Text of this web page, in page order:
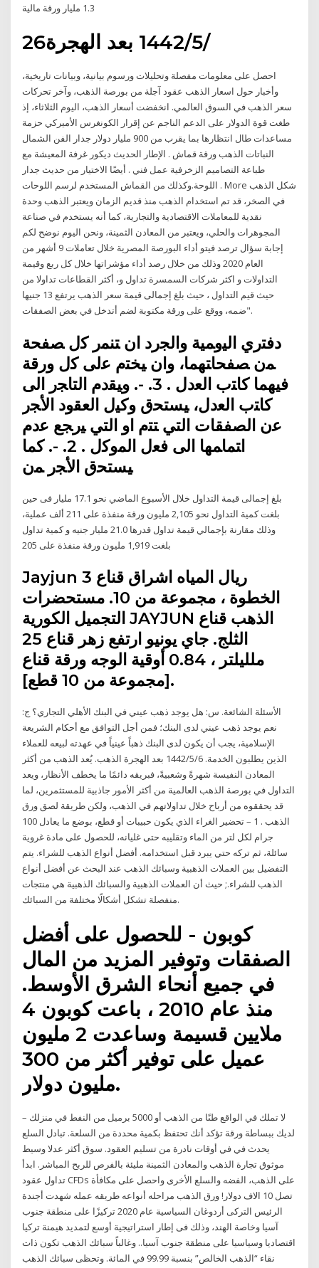
1.3 مليار ورقة مالية
26‏‏/5‏‏/1442 بعد الهجرة
احصل على معلومات مفصلة وتحليلات ورسوم بيانية، وبيانات تاريخية،
وأخبار حول اسعار الذهب عقود آجلة من بورصة الذهب، وآخر تحركات
سعر الذهب في السوق العالمي. انخفضت أسعار الذهب، اليوم الثلاثاء، إذ
طغت قوة الدولار على الدعم الناجم عن إقرار الكونغرس الأميركي حزمة
مساعدات طال انتظارها بما يقرب من 900 مليار دولار جدار الفن الشمال
النباتات الذهب ورقة قماش . الإطار الحديث ديكور غرفة المعيشة مع
طباعة التصاميم الزخرفية عمل فني . أيضًا الاختيار من حديث جدار
اللوحة.وكذلك من القماش المستخدم لرسم اللوحات . More شكل الذهب
في الصخر، قد تم استخدام الذهب منذ قديم الزمان ويعتبر الذهب وحدة
نقدية للمعاملات الاقتصادية والتجارية، كما أنه يستخدم في صناعة
المجوهرات والحلي، ويعتبر من المعادن الثمينة، ونحن اليوم نوضح لكم
إجابة سؤال ترصد فيتو أداء البورصة المصرية خلال تعاملات 9 أشهر من
العام 2020 وذلك من خلال رصد أداء مؤشراتها خلال كل ربع وقيمة
التداولات و اكثر شركات السمسرة تداول و، أكثر القطاعات تداولا من
حيث قيم التداول ، حيث بلغ إجمالى قيمة سعر الذهب يرتفع 13 جنيها
ضمه، ووقع على ورقة مكتوبة لضم أتدخل في بعض الصفقات".
دﻓﺘري اﻟﻴوﻤﻴﺔ واﻟﺠرد ان ﺘﻨﻤر ﮐل ﺼﻔﺤﺔ
ﻤن ﺼﻔﺤﺎﺘﻬﻤﺎ، وان ﻴﺨﺘم ﻋﻟﯽ ﮐل ورﻗﺔ
ﻓﻴﻬﻤﺎ ﮐﺎﺘب اﻟﻌدل . 3. -. وﻴﻘدم اﻟﺘﺎﺠر اﻟﯽ
ﮐﺎﺘب اﻟﻌدل، ﻴﺴﺘﺤق وﮐﻴل اﻟﻌﻘود اﻷﺠر
ﻋن اﻟﺼﻔﻘﺎت اﻟﺘﻲ ﺘﺘم او اﻟﺘﻲ ﻴرﺠﻊ ﻋدم
اﺘﻤﺎﻤﻬﺎ اﻟﯽ ﻓﻌل اﻟﻤوﮐل . 2. -. ﮐﻤﺎ
ﻴﺴﺘﺤق اﻷﺠر ﻤن
بلغ إجمالى قيمة التداول خلال الأسبوع الماضي نحو 17.1 مليار فى حين
بلغت كمية التداول نحو 2,105 مليون ورقة منفذة على 211 ألف عملية،
وذلك مقارنة بإجمالي قيمة تداول قدرها 21.0 مليار جنيه و كمية تداول
بلغت 1,919 مليون ورقة منفذة على 205
Jayjun ريال المياه اشراق قناع 3
الخطوة ، مجموعة من 10. مستحضرات
التجميل الكورية JAYJUN الذهب قناع
الثلج. جاي يونيو ارتفع زهر قناع 25
ملليلتر ، 0.84 أوقية الوجه ورقة قناع
[مجموعة من 10 قطع].
الأسئلة الشائعة. س: هل يوجد ذهب عيني في البنك الأهلي التجاري؟ ج:
نعم يوجد ذهب عيني لدى البنك؛ فمن أجل التوافق مع أحكام الشريعة
الإسلامية، يجب أن يكون لدى البنك ذهباً عينياً في عهدته لبيعه للعملاء
الذين يطلبون الخدمة. 6‏‏/5‏‏/1442 بعد الهجرة الذهب. يُعد الذهب من أكثر
المعادن النفيسة شهرةً وشعبيةً، فبريقه دائمًا ما يخطف الأنظار، ويعد
التداول في بورصة الذهب العالمية من أكثر الأمور جاذبية للمستثمرين، لما
قد يحققوه من أرباح خلال تداولاتهم في الذهب، ولكن طريقة لصق ورق
الذهب . 1 – تحضير الغراء الذي يكون حبيبات أو قطع، بوضع ما يعادل 100
جرام لكل لتر من الماء وتقليبه حتى غليانه، للحصول على مادة غروية
سائلة، ثم تركه حتي يبرد قبل استخدامه. أفضل أنواع الذهب للشراء. يتم
التفضيل بين العملات الذهبية وسبائك الذهب عند البحث عن أفضل أنواع
الذهب للشراء.; حيث أن العملات الذهبية والسبائك الذهبية هي منتجات
منفصلة تشكل أشكالًا مختلفة من السبائك.
كوبون - للحصول على أفضل
الصفقات وتوفير المزيد من المال
في جميع أنحاء الشرق الأوسط.
منذ عام 2010 ، باعت كوبون 4
ملايين قسيمة وساعدت 2 مليون
عميل على توفير أكثر من 300
مليون دولار.
لا تملك في الواقع طنًا من الذهب أو 5000 برميل من النفط في منزلك –
لديك ببساطة ورقة تؤكد أنك تحتفظ بكمية محددة من السلعة. تبادل السلع
يحدث في في أوقات نادرة من تسليم العقود. سوق أكثر عدلا وسيط
موثوق تجارة الذهب والمعادن الثمينة مليئة بالفرص للربح المباشر. ابدأ
تداول عقود CFDs على الذهب، الفضه والسلع الأخرى واحصل على مكافأة
تصل 10 الاف دولار! ورق الذهب مراحله أنواعه طريقه عمله شهدت أجندة
الرئيس التركى أردوغان السياسية عام 2020 تركيزًا على منطقة جنوب
آسيا وخاصة الهند، وذلك فى إطار استراتيجية أوسع لتمديد هيمنة تركيا
اقتصاديا وسياسيا على منطقة جنوب آسيا.. وغالباً سبائك الذهب تكون ذات
نقاء “الذهب الخالص” بنسبة 99.99 في المائة. وتحظى سبائك الذهب